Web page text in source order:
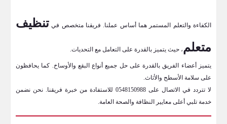
الكفاءة والتعلم المستمر هما أساس عملنا. فريقنا متخصص في تنظيف
متعلم ، حيث يتميز بالقدرة على التعامل مع التحديات.
يتميز أعضاء الفريق بالقدرة على حل جميع أنواع البقع والأوساخ. كما يحافظون
على سلامة الأسطح والأثاث.
لا تتردد في الاتصال على 0548150988 للاستفادة من خبرة فريقنا. نحن نضمن
خدمة تلبي أعلى معايير النظافة والصحة العامة.